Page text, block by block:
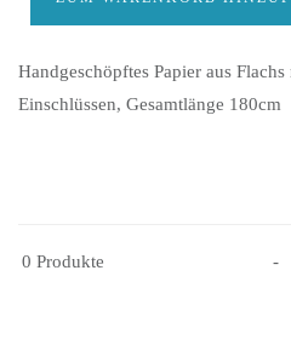
Handgeschöpftes Papier aus
Einschlüssen, Gesamtlänge 180cm
0 Produkte -